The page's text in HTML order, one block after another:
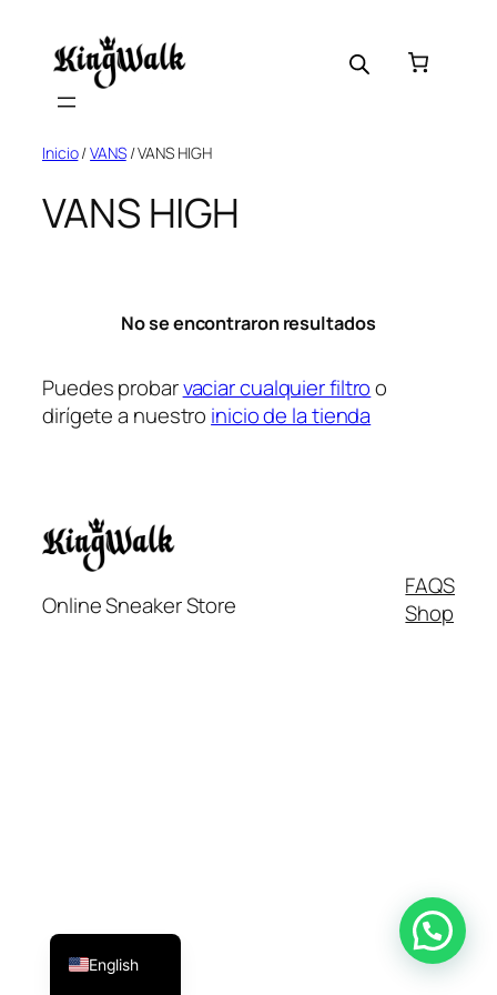
content
Inicio/VANS/ VANS HIGH
VANS HIGH
No se encontraron resultados
Puedes probarvaciar cualquier filtroo
dirígete a nuestro inicio de la tienda
Online Sneaker Store
FAQS
Shop
English